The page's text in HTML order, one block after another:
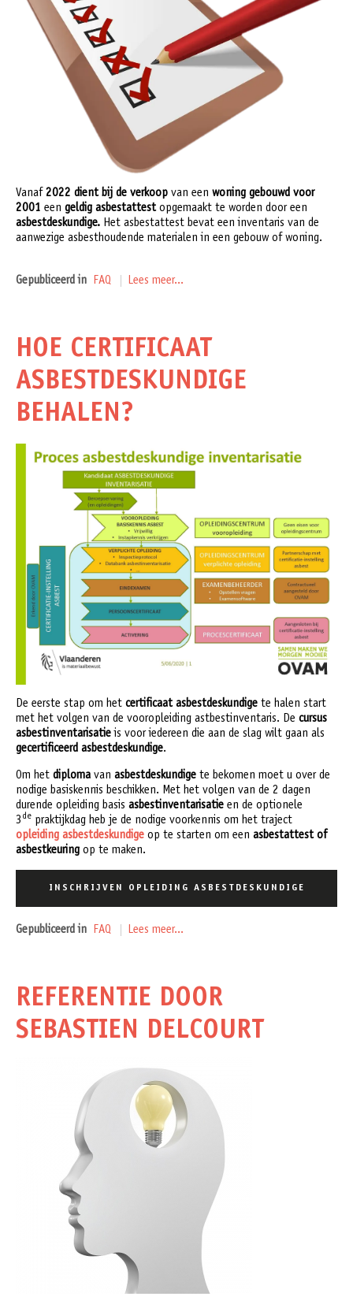
Vanaf 2022 dient bij de verkoop van een woning gebouwd voor
2001 een geldig asbestattestopgemaakt te worden door een
asbestdeskundige. Het asbestattest bevat een inventaris van de
aanwezige asbesthoudende materialen in een gebouw of woning.
Gepubliceerd in FAQ Lees meer...
HOE CERTIFICAAT
ASBESTDESKUNDIGE
BEHALEN?
De eerste stap om het certificaat asbestdeskundige te halen start
met het volgen van de vooropleiding astbestinventaris. De cursus
asbestinventarisatie is voor iedereen die aan de slag wilt gaan als
gecertificeerd asbestdeskundige.
Om het diploma van asbestdeskundige te bekomen moet u over de
nodige basiskennis beschikken. Met het volgen van de 2 dagen
durende opleiding basis asbestinventarisatie en de optionele
3 de praktijkdag heb je de nodige voorkennis om het traject
opleiding asbestdeskundige op te starten om een asbestattest of
asbestkeuring op te maken.
INSCHRIJVEN OPLEIDING ASBESTDESKUNDIGE
Gepubliceerd in FAQ Lees meer...
REFERENTIE DOOR
SEBASTIEN DELCOURT